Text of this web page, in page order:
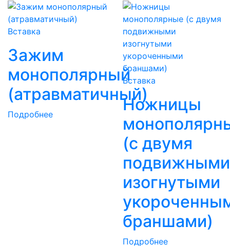
Вставка
Зажим
монополярный
(атравматичный)
Подробнее
Вставка
Ножницы
(с двумя
подвижными
изогнутыми
браншами)
Подробнее